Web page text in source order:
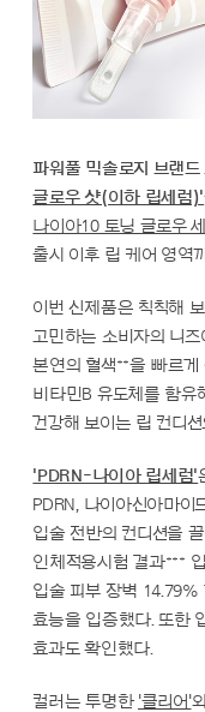
파워풀 믹솔로지 브랜
글로우 샷(이하 립세럼)'
나이아10 토닝 글로우
출시 이후 립 케어 영역
이번 신제품은 칙칙해
고민하는 소비자의 니
본연의 혈색**을 빠르게
비타민B 유도체를 함유
건강해 보이는 립 컨디
'PDRN-나이아 립세럼'
PDRN, 나이아신아마이
입술 전반의 컨디션을
인체적용시험 결과***
입술 피부 장벽 14.79%
효능을 입증했다. 또한
효과도 확인했다.
컬러는 투명한 '클리어'